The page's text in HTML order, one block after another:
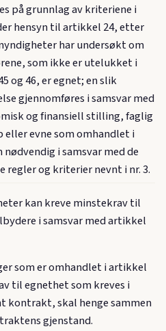
på grunnlag av kriteriene i
hensyn til artikkel 24, etter
har undersøkt om
som ikke er utelukket i
og 46, er egnet; en slik
gjennomføres i samsvar med
og finansiell stilling, faglig
evne som omhandlet i
i samsvar med de
regler og kriterier nevnt i nr. 3.
kan kreve minstekrav til
i samsvar med artikkel
som er omhandlet i artikkel
til egnethet som kreves i
kontrakt, skal henge sammen
gjenstand.